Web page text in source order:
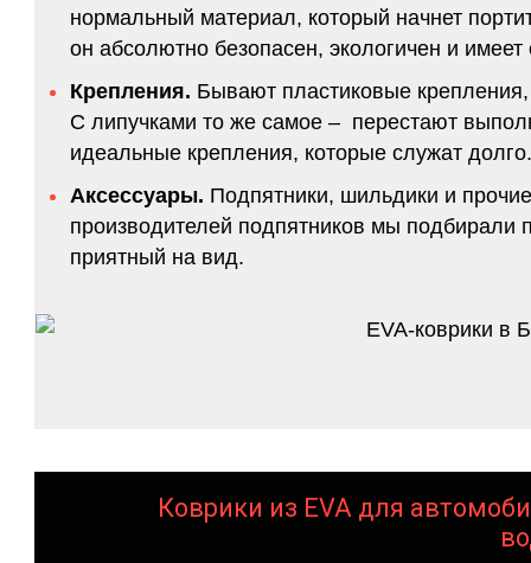
нормальный материал, который начнет
он абсолютно безопасен, экологичен и
Крепления. Бывают пластиковые
С липучками то же самое – перестают
идеальные крепления, которые служат
Аксессуары. Подпятники, шильдики и
производителей подпятников мы подбирали
приятный на вид.
Коврики из EVA для